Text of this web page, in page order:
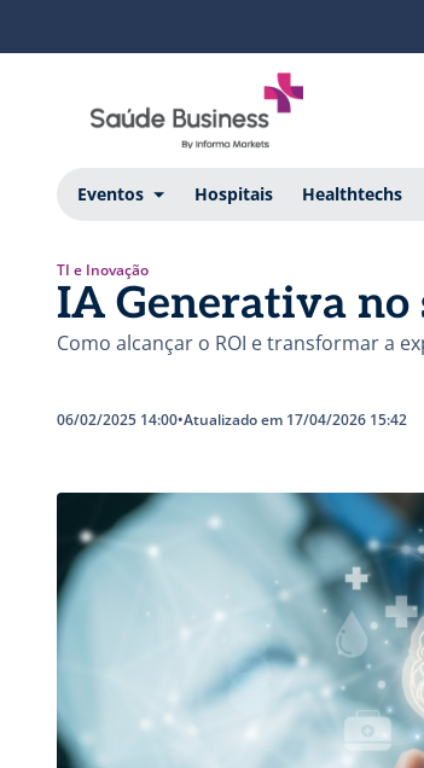
Eventos Hospitais Healthtechs
TI e Inovação
IA Generativa no
Como alcançar o ROI e transformar a
06/02/2025 14:00•Atualizado em 17/04/2026 15:42